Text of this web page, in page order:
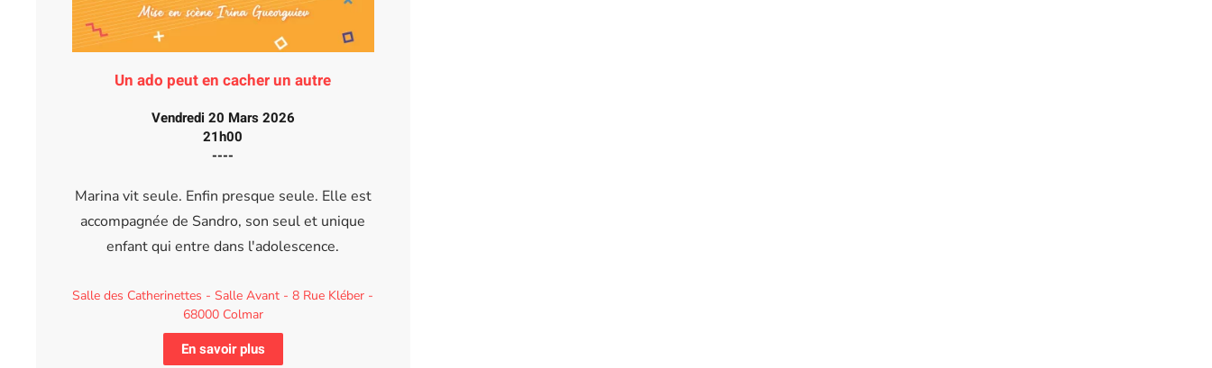
Un ado peut en cacher un autre
Vendredi 20 Mars 2026
21h00
----
Marina vit seule. Enfin presque seule. Elle est
accompagnée de Sandro, son seul et unique
enfant qui entre dans l'adolescence.
Salle des Catherinettes - Salle Avant - 8 Rue Kléber -
68000 Colmar
En savoir plus